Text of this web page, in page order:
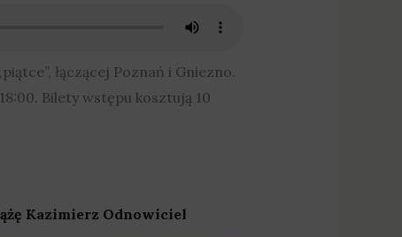
łączącej Poznań i Gniezno.
Bilety wstępu kosztują 10
Kazimierz Odnowiciel